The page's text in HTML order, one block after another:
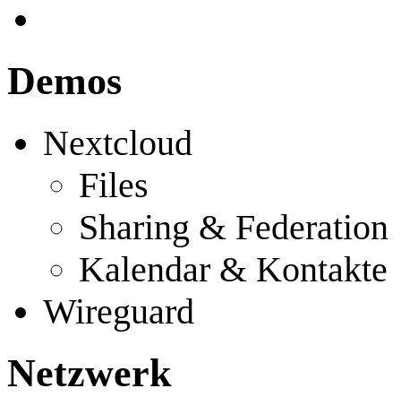
Demos
Nextcloud
Files
Sharing & Federation
Kalendar & Kontakte
Wireguard
Netzwerk